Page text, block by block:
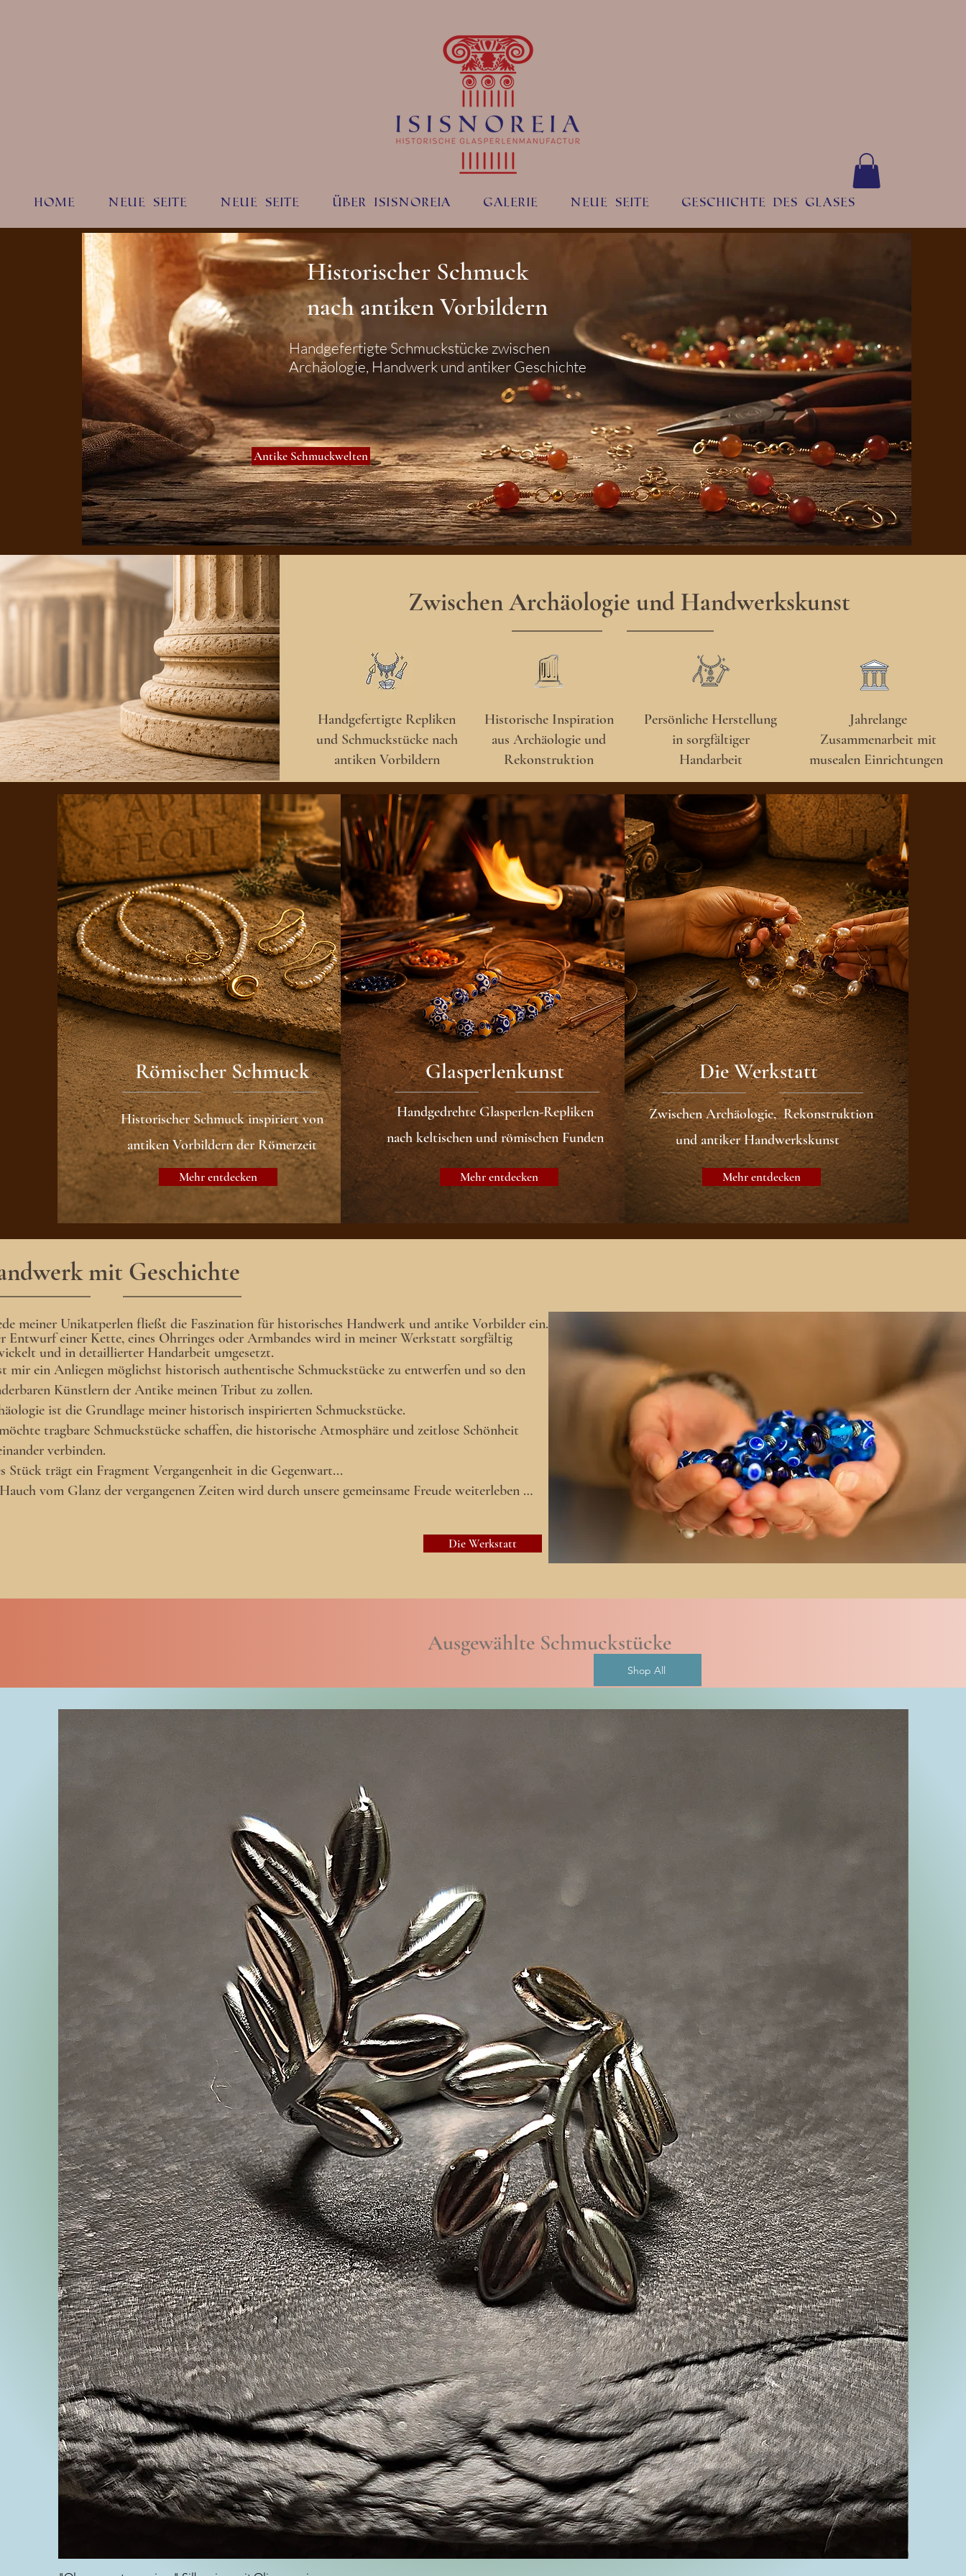
Home Neue Seite Neue Seite Über ISISNOREIA Galerie Neue Seite Geschichte des Glases
Historischer Schmuck
nach antiken Vorbildern
Handgefertigte Schmuckstücke zwischen
Archäologie, Handwerk und antiker Geschichte
Antike Schmuckwelten
Zwischen Archäologie und Handwerkskunst
Handgefertigte Repliken
und Schmuckstücke nach
antiken Vorbildern
Historische Inspiration
aus Archäologie und
Rekonstruktion
Persönliche Herstellung
in sorgfältiger
Handarbeit
Jahrelange
Zusammenarbeit mit
musealen Einrichtungen
Römischer Schmuck
Historischer Schmuck inspiriert von
antiken Vorbildern der Römerzeit
Mehr entdecken
Glasperlenkunst
Handgedrehte Glasperlen-Repliken
nach keltischen und römischen Funden
Mehr entdecken
Die Werkstatt
Zwischen Archäologie, Rekonstruktion
und antiker Handwerkskunst
Mehr entdecken
mit Geschichte
meiner Unikatperlen fließt die Faszination für historisches Handwerk und antike Vorbilder ein.
Entwurf einer Kette, eines Ohrringes oder Armbandes wird in meiner Werkstatt sorgfältig
und in detaillierter Handarbeit umgesetzt.
mir ein Anliegen möglichst historisch authentische Schmuckstücke zu entwerfen und so den
Künstlern der Antike meinen Tribut zu zollen.
ist die Grundlage meiner historisch inspirierten Schmuckstücke.
tragbare Schmuckstücke schaffen, die historische Atmosphäre und zeitlose Schönheit
verbinden.
Stück trägt ein Fragment Vergangenheit in die Gegenwart...
vom Glanz der vergangenen Zeiten wird durch unsere gemeinsame Freude weiterleben …
Die Werkstatt
Ausgewählte Schmuckstücke
Shop All